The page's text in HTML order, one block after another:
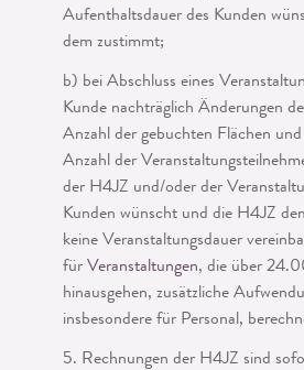
Aufenthaltsdauer des Kunden
dem zustimmt;
b) bei Abschluss eines
Kunde nachträglich Änderungen
Anzahl der gebuchten Flächen
Anzahl der
der H4JZ und/oder der
Kunden wünscht und die H4JZ
keine Veranstaltungsdauer
für Veranstaltungen, die über
hinausgehen, zusätzliche
insbesondere für Personal,
5. Rechnungen der H4JZ sind